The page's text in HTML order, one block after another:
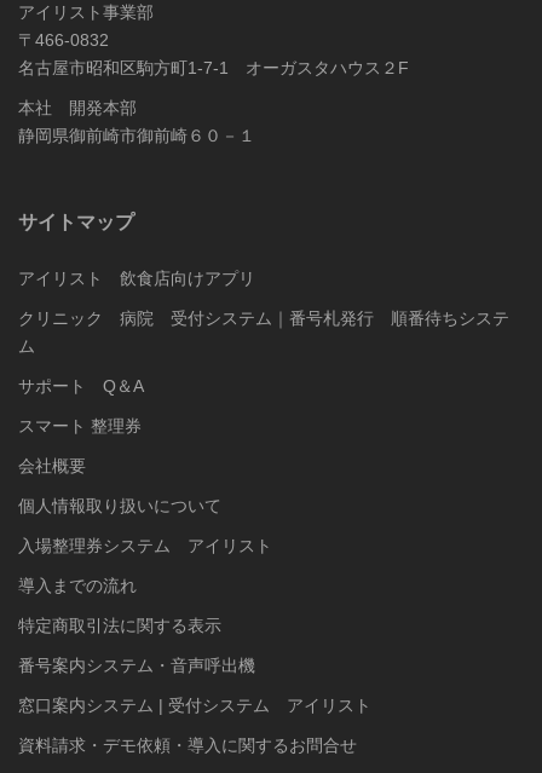
アイリスト事業部
〒466-0832
名古屋市昭和区駒方町1-7-1 オーガスタハウス２F
本社 開発本部
静岡県御前崎市御前崎６０－１
サイトマップ
アイリスト 飲食店向けアプリ
クリニック 病院 受付システム｜番号札発行 順番待ちシステ
ム
サポート Q＆A
スマート 整理券
会社概要
個人情報取り扱いについて
入場整理券システム アイリスト
導入までの流れ
特定商取引法に関する表示
番号案内システム・音声呼出機
窓口案内システム | 受付システム アイリスト
資料請求・デモ依頼・導入に関するお問合せ